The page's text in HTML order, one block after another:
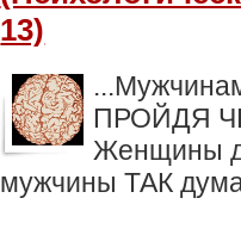
13)
ПРОЙДЯ
Женщины
мужчины ТАК